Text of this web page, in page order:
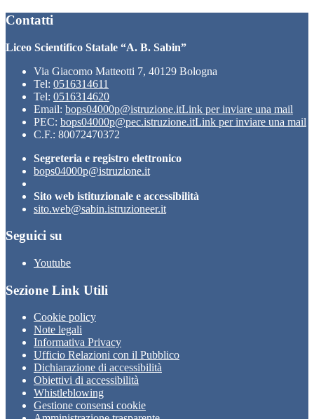
Contatti
Liceo Scientifico Statale “A. B. Sabin”
Via Giacomo Matteotti 7, 40129 Bologna
Tel: 0516314611
Tel: 0516314620
Email: bops04000p@istruzione.itLink per inviare una mail
PEC: bops04000p@pec.istruzione.itLink per inviare una mail
C.F.: 80072470372
Segreteria e registro elettronico
bops04000p@istruzione.it
Sito web istituzionale e accessibilità
sito.web@sabin.istruzioneer.it
Seguici su
Youtube
Sezione Link Utili
Cookie policy
Note legali
Informativa Privacy
Ufficio Relazioni con il Pubblico
Dichiarazione di accessibilità
Obiettivi di accessibilità
Whistleblowing
Gestione consensi cookie